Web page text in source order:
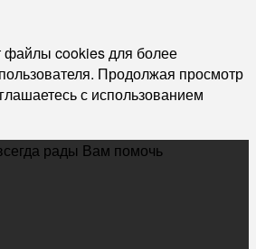
файлы cookies для более
Продолжая просмотр
с использованием
рады Вам помочь